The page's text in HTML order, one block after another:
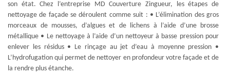
son état. Chez l’entreprise MD Couverture Zingueur, les étapes de
nettoyage de façade se déroulent comme suit : • L’élimination des gros
morceaux de mousses, d’algues et de lichens à l’aide d’une brosse
métallique • Le nettoyage à l’aide d’un nettoyeur à basse pression pour
enlever les résidus • Le rinçage au jet d’eau à moyenne pression •
L’hydrofugation qui permet de nettoyer en profondeur votre façade et de
la rendre plus étanche.